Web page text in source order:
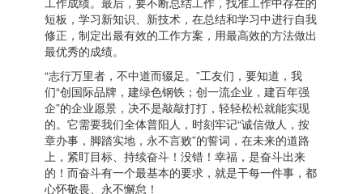
短板，学习新知识、新技术，在总结和学习中进行自我
修正，制定出最有效的工作方案，用最高效的方法做出
最优秀的成绩。
“志行万里者，不中道而辍足。”工友们，要知道，我
们“创国际品牌，建绿色钢铁；创一流企业，建百年强
企”的企业愿景，决不是敲敲打打，轻轻松松就能实现
的。它需要我们全体普阳人，时刻牢记“诚信做人，按
章办事，脚踏实地，永不言败”的誓词，在未来的道路
上，紧盯目标、持续奋斗！没错！幸福，是奋斗出来
的！而奋斗有一个最基本的要求，就是干每一件事，都
心怀敬畏、永不懈怠！